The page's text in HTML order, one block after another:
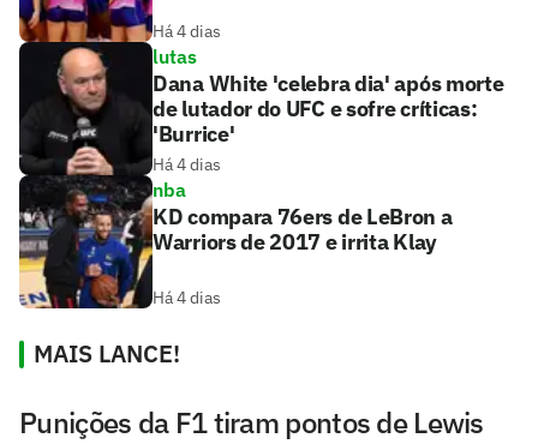
Há 4 dias
lutas
Dana White 'celebra dia' após morte
de lutador do UFC e sofre críticas:
'Burrice'
Há 4 dias
nba
KD compara 76ers de LeBron a
Warriors de 2017 e irrita Klay
Há 4 dias
MAIS LANCE!
Punições da F1 tiram pontos de Lewis